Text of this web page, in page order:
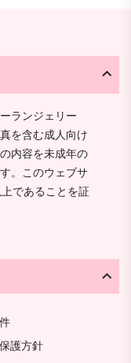
ランジェリー
を含む成人向け
内容を未成年の
。このウェブサ
であることを証
護方針